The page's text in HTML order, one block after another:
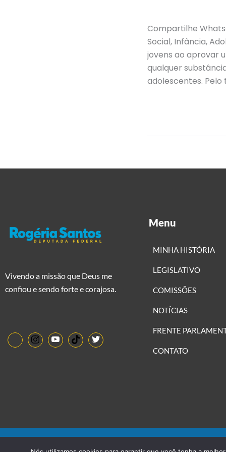
Compartilhe
Social, Infância,
jovens ao aprovar
qualquer
adolescentes. Pelo
Vivendo a missão que Deus me
confiou e sendo forte e corajosa.
Menu
MINHA HISTÓRIA
LEGISLATIVO
COMISSÕES
NOTÍCIAS
FRENTE
CONTATO
©2022 Politimax LTDA Direitos Reservados.